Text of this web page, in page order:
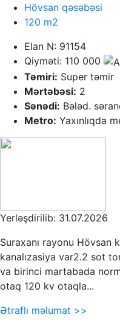
Hövsan qəsəbəsi
120 m2
Elan N: 91154
Qiyməti: 110 000
Təmiri: Super təmir
Mərtəbəsi: 2
Sənədi: Bələd.
Metro: Yaxınlıqda
Yerləşdirilib: 31.07.2026
Suraxanı rayonu Hövsan
kanalızasiya var2.2 sot
va birinci martabada
otaq 120 kv otaqla...
Ətraflı məlumat >>